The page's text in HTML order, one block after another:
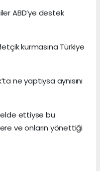
ABD’ye destek
kurmasına Türkiye
ne yaptıysa aynısını
elde ettiyse bu
ve onların yönettiği